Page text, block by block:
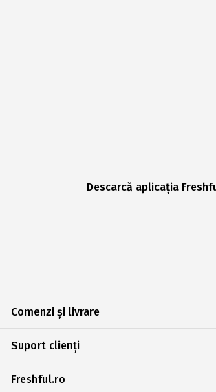
Descarcă aplicația
Comenzi și livrare
Suport clienți
Freshful.ro